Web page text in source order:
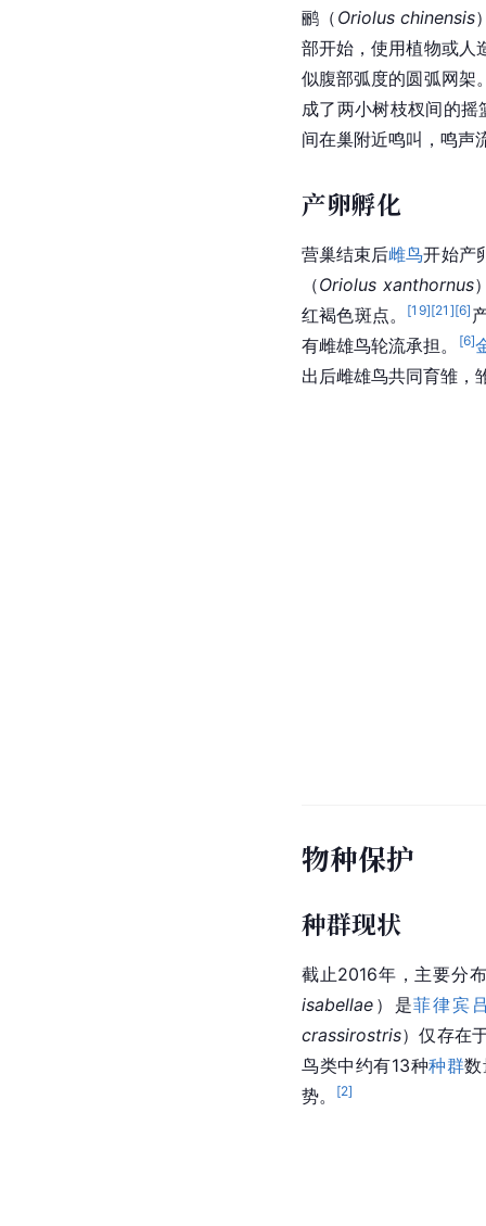
鹂（ Oriolus chinensis
部开始，使用植物或人
似腹部弧度的圆弧网架
成了两小树枝杈间的摇
间在巢附近鸣叫，鸣声
产卵孵化
营巢结束后雌鸟开始产
（Oriolus xanthornus
红褐色斑点。 [19][21 ][6]
有雌雄鸟轮流承担。
[6]
出后雌雄鸟共同育雏，
物种保护
种群现状
截止2016年，主要分
isabellae ）是菲律宾
crassirostris）仅存在
鸟类中约有13种种群
势。
[2]